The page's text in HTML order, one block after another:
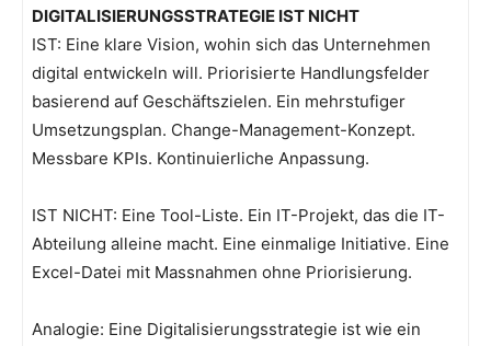
DIGITALISIERUNGSSTRATEGIE IST NICHT
IST: Eine klare Vision, wohin sich das Unternehmen
digital entwickeln will. Priorisierte Handlungsfelder
basierend auf Geschäftszielen. Ein mehrstufiger
Umsetzungsplan. Change-Management-Konzept.
Messbare KPIs. Kontinuierliche Anpassung.
IST NICHT: Eine Tool-Liste. Ein IT-Projekt, das die IT-
Abteilung alleine macht. Eine einmalige Initiative. Eine
Excel-Datei mit Massnahmen ohne Priorisierung.
Analogie: Eine Digitalisierungsstrategie ist wie ein